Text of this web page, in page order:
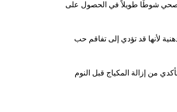
صحي شوطًا طويلاً في الحصول على
لأنها قد تؤدي إلى تفاقم حب
من إزالة المكياج قبل النوم